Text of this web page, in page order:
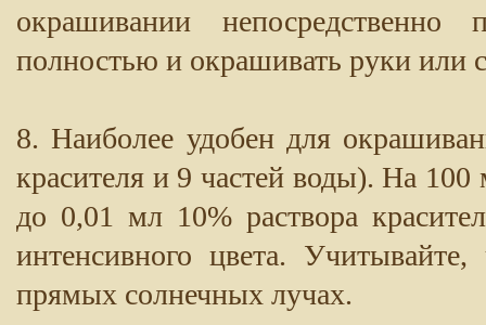
окрашивании
полностью и окрашивать руки или
8. Наиболее удобен для
красителя и 9 частей воды). На
до 0,01 мл 10% раствора
интенсивного цвета.
прямых солнечных лучах.